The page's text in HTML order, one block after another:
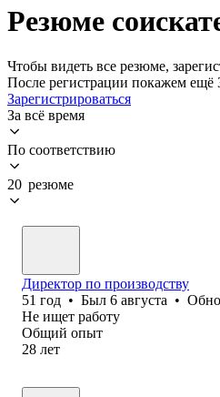
Резюме
Чтобы видеть все резюме,
После регистрации покажем ещё
Зарегистрироваться
За всё время
По соответствию
20 резюме
Директор по производству
51 год • Был 6 августа •
Не ищет работу
Общий опыт
28 лет